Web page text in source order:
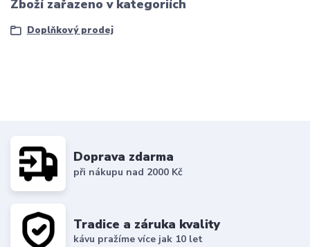
Zboží zařazeno v kategoriích
Doplňkový prodej
Doprava zdarma
při nákupu nad 2000 Kč
Tradice a záruka kvality
kávu pražíme více jak 10 let